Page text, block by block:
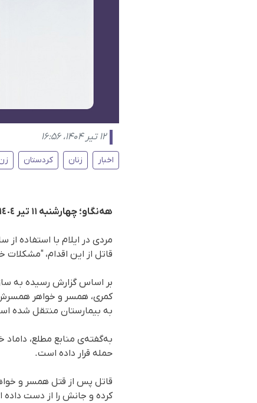
۱۲ تیر ۱۴۰۴، ۱۶:۵۶
اخبار زنان کردستان
هەنگاو؛ چهارشنبە ١١ تیر ١٤٠٤
مردی در ایلام با استفاده
قاتل از این اقدام،
بر اساس گزارش رسیده به
کمری، همسر و خواهر همسرش
به بیمارستان منتقل شده
به‌گفته‌ی منابع مطلع،
حمله قرار داده است.
قاتل پس از قتل همسر و
کردە و جانش را از دست